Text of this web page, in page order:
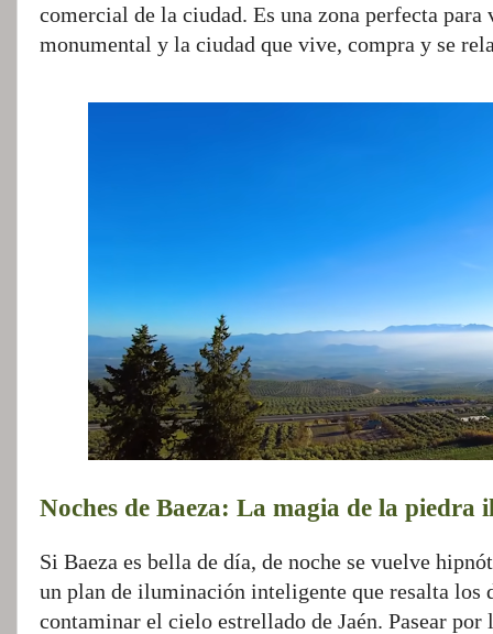
comercial de la ciudad. Es una zona perfecta para
monumental y la ciudad que vive, compra y se
Noches de Baeza: La magia de la piedra
Si Baeza es bella de día, de noche se vuelve
un plan de iluminación inteligente que resalta los
contaminar el cielo estrellado de Jaén. Pasear por